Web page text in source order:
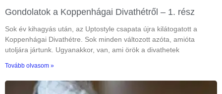
Gondolatok a Koppenhágai Divathétről – 1. rész
Sok év kihagyás után, az Uptostyle csapata újra kilátogatott a
Koppenhágai Divathétre. Sok minden változott azóta, amióta
utoljára jártunk. Ugyanakkor, van, ami örök a divathetek
Tovább olvasom »